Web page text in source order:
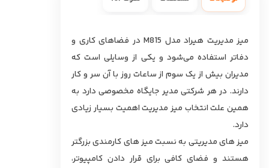
میز مدیریت هیراد مدل M815 در فضاهای کاری و
دفاتر استفاده ‌می‌شود و یکی از وسایلی است که
مدیران بیش از یک سوم از ساعات روز با آن سر و کار
دارند. در هر شرکتی مدیر جایگاه مخصوصی دارد به
همین علت انتخاب میز مدیریت اهمیت بسیار زیادی
دارد.
میز های مدیریتی به نسبت میز های کارمندی بزرگتر
هستند و فضای کافی برای قرار دادن کامپیوتر،